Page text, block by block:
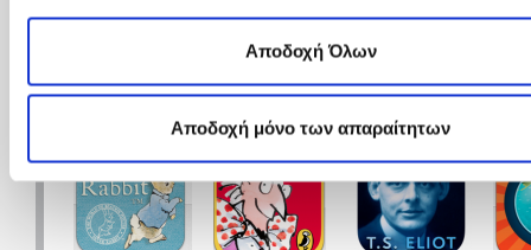
προτιμήσεις σου.
Αποδοχή Όλων
Αποδοχή μόνο των απαραίτητων